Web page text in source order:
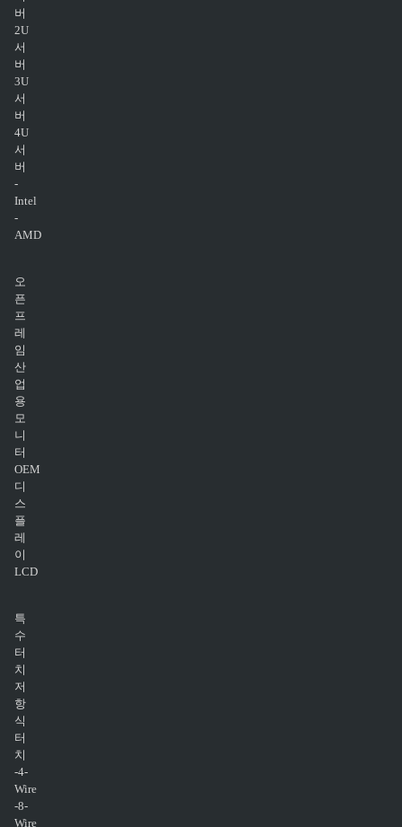
버
2U
서
버
3U
서
버
4U
서
버
-
Intel
-
AMD
오
픈
프
레
임
산
업
용
모
니
터
OEM
디
스
플
레
이
LCD
특
수
터
치
저
항
식
터
치
-4-
Wire
-8-
Wire